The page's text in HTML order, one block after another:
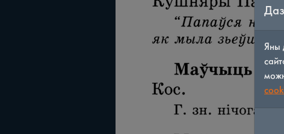
Яны